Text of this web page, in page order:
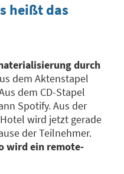
heißt das
durch
dem Aktenstapel
dem CD-Stapel
Spotify. Aus der
wird jetzt gerade
der Teilnehmer.
wird ein remote-